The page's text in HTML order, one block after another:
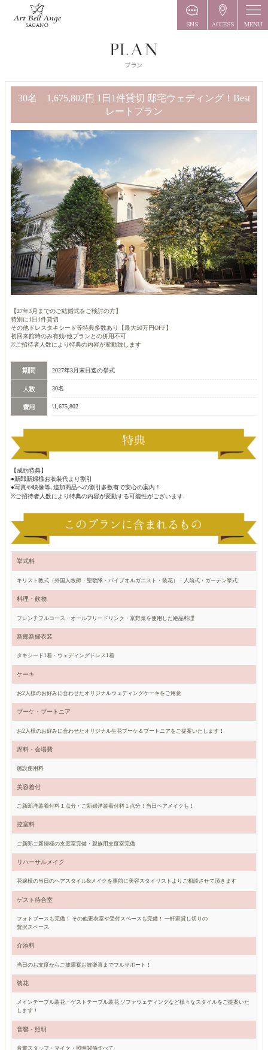
SNS ACCESS MENU
30名 1,675,802円 1日1件貸切 邸宅ウェディング！Best
レートプラン
【27年3月までのご結婚式をご検討の方】
特別に1日1件貸切
その他ドレスタキシード等特典多数あり【最大50万円OFF】
初回来館時のみ有効/他プランとの併用不可
※ご招待者人数により特典の内容が変動致します
2027年3月末日迄の挙式
30名
\1,675,802
【成約特典】
●新郎新婦様お衣装代より割引
●写真や映像等､追加商品への割引多数有で安心の案内！
※ご招待者人数により特典の内容が変動する可能性がございます
挙式料
キリスト教式（外国人牧師・聖歌隊・パイプオルガニスト・装花）・人前式・ガーデン挙式
料理・飲物
フレンチフルコース・オールフリードリンク・京野菜を使用した絶品料理
新郎新婦衣装
タキシード1着・ウェディングドレス1着
ケーキ
お2人様のお好みに合わせたオリジナルウェディングケーキをご用意
ブーケ・ブートニア
お2人様のお好みに合わせたオリジナル生花ブーケ＆ブートニアをご提案いたします！
席料・会場費
施設使用料
美容着付
ご新郎洋装着付料１点分・ご新婦洋装着付料１点分！当日ヘアメイクも！
控室料
ご新郎ご新婦様の支度室完備・親族用支度室完備
リハーサルメイク
花嫁様の当日のヘアスタイル&メイクを事前に美容スタイリストよりご相談させて頂きます
ゲスト待合室
フォトブースも完備！ その他更衣室や受付スペースも完備！ 一軒家貸し切りの
贅沢スペース
介添料
当日のお支度からご披露宴お披楽喜までフルサポート！
装花
メインテーブル装花・ゲストテーブル装花 ソファウェディングなど様々なスタイルをご提案いた
します！
音響・照明
音響スタッフ・マイク・照明関係すべて